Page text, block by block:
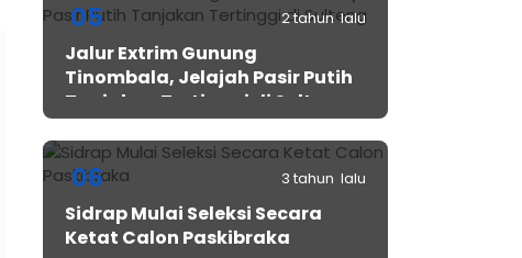
05 2 tahun lalu
Jalur Extrim Gunung
Tinombala, Jelajah Pasir Putih
Tanjakan Tertinggi di Sulteng
06 3 tahun lalu
Sidrap Mulai Seleksi Secara
Ketat Calon Paskibraka